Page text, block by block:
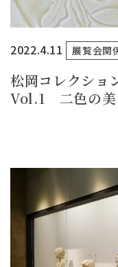
2022.4.11 展覧会関
松岡コレクショ
Vol.1 二色の美